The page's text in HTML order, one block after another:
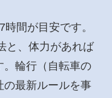
間が目安です。
と、体力があれば
。輪行（自転車の
の最新ルールを事